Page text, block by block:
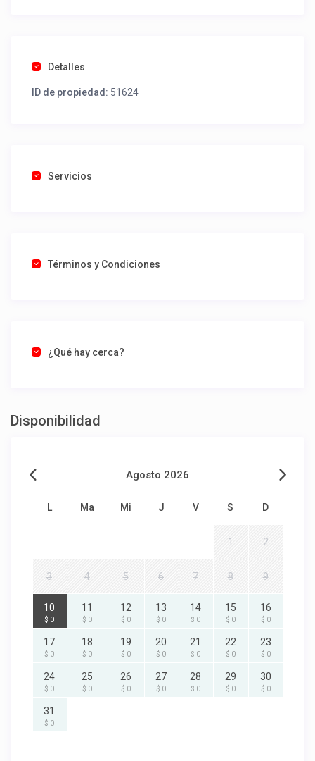
Detalles
ID de propiedad: 51624
Servicios
Términos y Condiciones
¿Qué hay cerca?
Disponibilidad
Agosto 2026
L Ma Mi J V S D
1 2
3 4 5 6 7 8 9
10
$ 0
11
$ 0
12
$ 0
13
$ 0
14
$ 0
15
$ 0
16
$ 0
17
$ 0
18
$ 0
19
$ 0
20
$ 0
21
$ 0
22
$ 0
23
$ 0
24
$ 0
25
$ 0
26
$ 0
27
$ 0
28
$ 0
29
$ 0
30
$ 0
31
$ 0